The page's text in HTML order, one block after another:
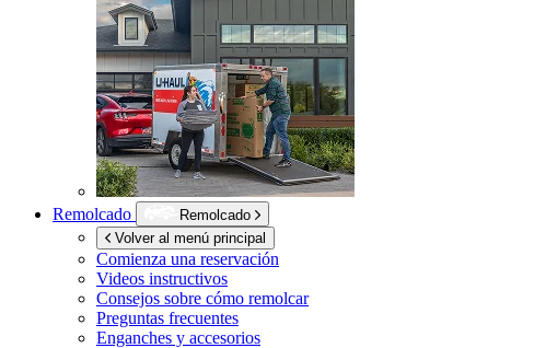
Remolcado
Remolcado
Volver al menú principal
Comienza una reservación
Videos instructivos
Consejos sobre cómo remolcar
Preguntas frecuentes
Enganches y accesorios